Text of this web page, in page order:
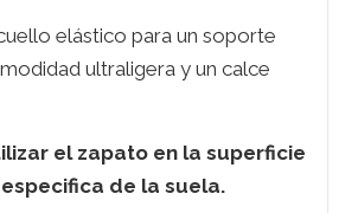
elástico para un soporte
ultraligera y un calce
el zapato en la superficie
de la suela.